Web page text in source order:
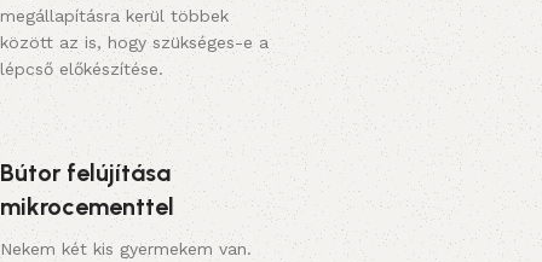
megállapításra kerül többek
között az is, hogy szükséges-e a
lépcső előkészítése.
Bútor felújítása
mikrocementtel
Nekem két kis gyermekem van.